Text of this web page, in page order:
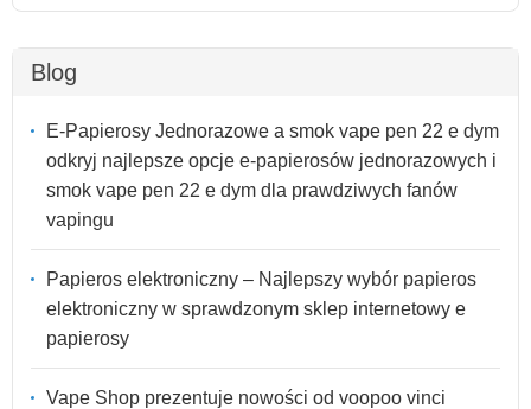
Blog
E-Papierosy Jednorazowe a smok vape pen 22 e dym
odkryj najlepsze opcje e-papierosów jednorazowych i
smok vape pen 22 e dym dla prawdziwych fanów
vapingu
Papieros elektroniczny – Najlepszy wybór papieros
elektroniczny w sprawdzonym sklep internetowy e
papierosy
Vape Shop prezentuje nowości od voopoo vinci